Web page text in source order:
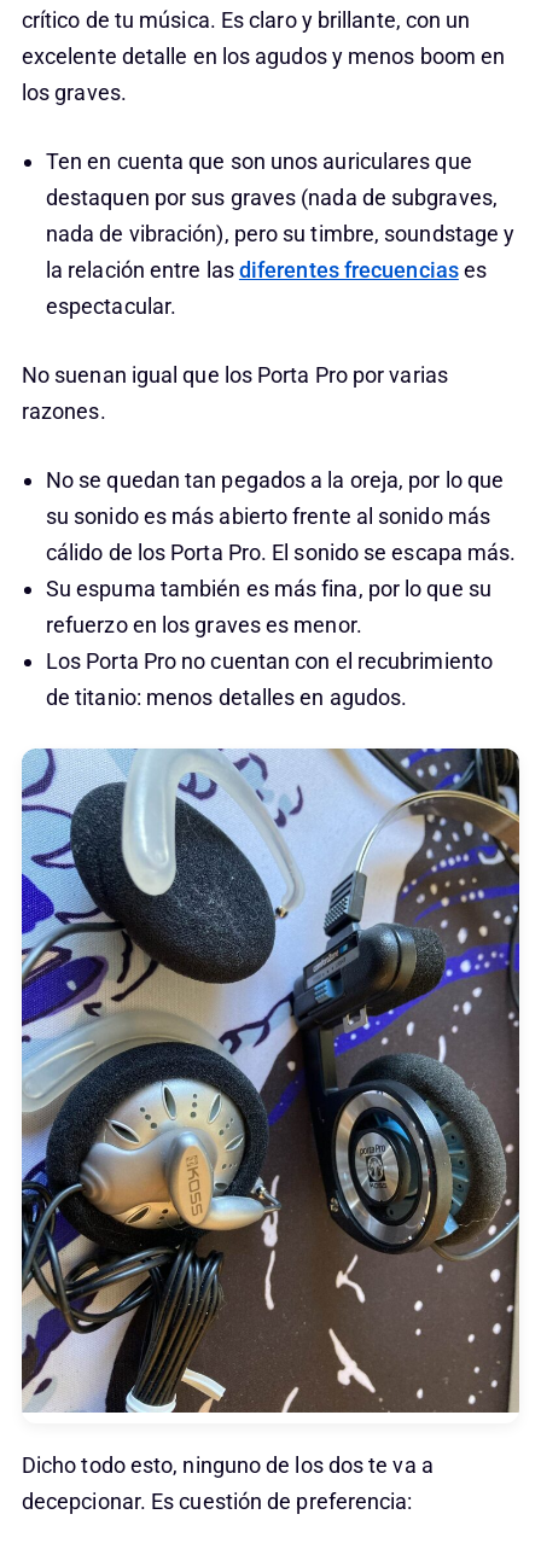
crítico de tu música. Es claro y brillante, con un
excelente detalle en los agudos y menos boom en
los graves.
Ten en cuenta que son unos auriculares que
destaquen por sus graves (nada de subgraves,
nada de vibración), pero su timbre, soundstage y
la relación entre lasdiferentes frecuenciases
espectacular.
No suenan igual que los Porta Pro por varias
razones.
No se quedan tan pegados a la oreja, por lo que
su sonido es más abierto frente al sonido más
cálido de los Porta Pro. El sonido se escapa más.
Su espuma también es más fina, por lo que su
refuerzo en los graves es menor.
Los Porta Pro no cuentan con el recubrimiento
de titanio: menos detalles en agudos.
Dicho todo esto, ninguno de los dos te va a
decepcionar. Es cuestión de preferencia: